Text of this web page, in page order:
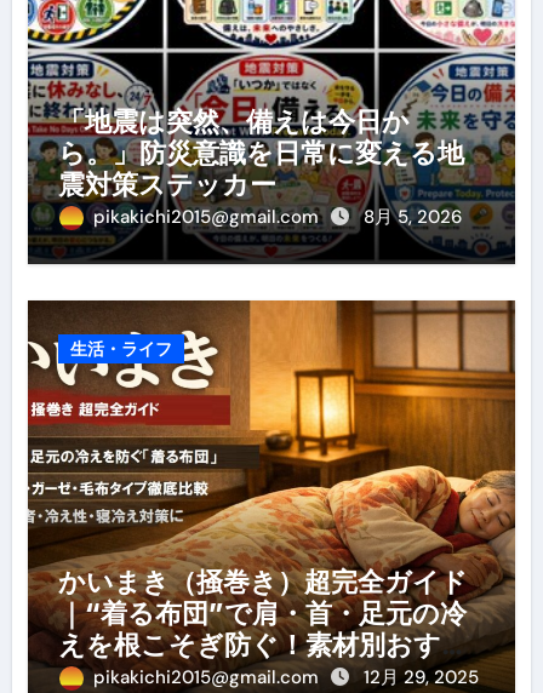
「地震は突然、備えは今日か
ら。」防災意識を日常に変える地
震対策ステッカー
pikakichi2015@gmail.com 8月 5, 2026
生活・ライフ
かいまき（掻巻き）超完全ガイド
｜“着る布団”で肩・首・足元の冷
えを根こそぎ防ぐ！素材別おすす
め・選び方・洗い方・Q&Aまで
pikakichi2015@gmail.com 12月 29, 2025